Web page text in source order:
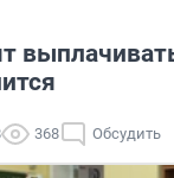
368 Обсудить